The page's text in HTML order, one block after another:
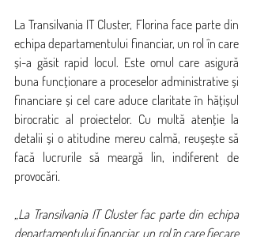
La Transilvania IT Cluster, Florina face parte din
echipa departamentului financiar, un rol în care
și-a găsit rapid locul. Este omul care asigură
buna funcționare a proceselor administrative și
financiare și cel care aduce claritate în hățișul
birocratic al proiectelor. Cu multă atenție la
detalii și o atitudine mereu calmă, reușește să
facă lucrurile să meargă lin, indiferent de
provocări.
„La Transilvania IT Cluster fac parte din echipa
departamentului financiar, un rol în care fiecare